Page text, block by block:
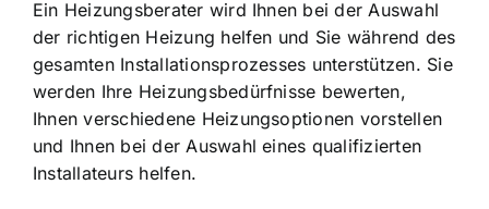
Ein Heizungsberater wird Ihnen bei der Auswahl
der richtigen Heizung helfen und Sie während des
gesamten Installationsprozesses unterstützen. Sie
werden Ihre Heizungsbedürfnisse bewerten,
Ihnen verschiedene Heizungsoptionen vorstellen
und Ihnen bei der Auswahl eines qualifizierten
Installateurs helfen.